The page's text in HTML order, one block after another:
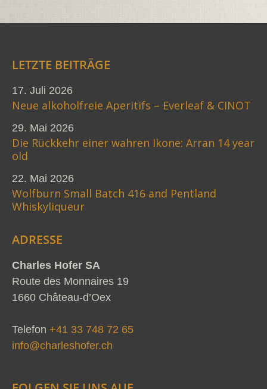
LETZTE BEITRÄGE
17. Juli 2026
Neue alkoholfreie Aperitifs – Everleaf & CINOT
29. Mai 2026
Die Rückkehr einer wahren Ikone: Arran 14 year
old
22. Mai 2026
Wolfburn Small Batch 416 and Pentland
Whiskyliqueur
ADRESSE
Charles Hofer SA
Route des Monnaires 19
1660 Château-d’Oex
Telefon +41 33 748 72 65
info@charleshofer.ch